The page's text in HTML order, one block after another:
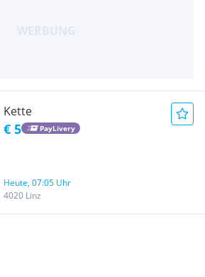
Kette
€ 5 PayLivery
Heute, 07:05 Uhr
4020 Linz